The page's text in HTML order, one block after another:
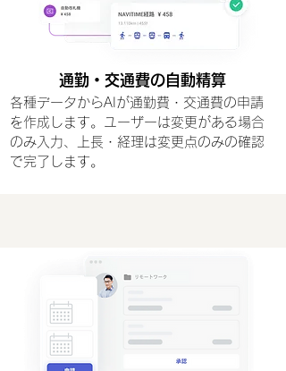
通勤・交通費の自動精算
各種データからAIが通勤費・交通費の申請
を作成します。ユーザーは変更がある場合
のみ入力、上長・経理は変更点のみの確認
で完了します。